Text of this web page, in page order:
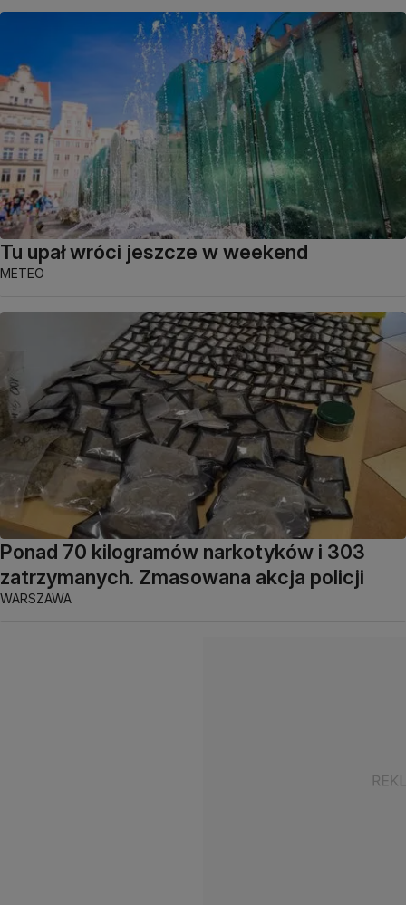
Tu upał wróci jeszcze w weekend
METEO
Ponad 70 kilogramów narkotyków i 303
zatrzymanych. Zmasowana akcja policji
WARSZAWA